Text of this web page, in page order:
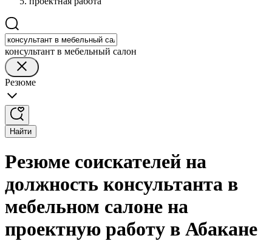
консультант в мебельный салон
Резюме
Найти
Резюме соискателей на
должность консультанта в
мебельном салоне на
проектную работу в Абакане